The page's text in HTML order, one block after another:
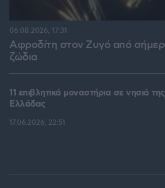
Αφροδίτη στον Ζυγό από
ζώδια
06.08.2026, 17:31
11 επιβλητικά μοναστήρια σε νησιά της
Ελλάδας
17.06.2026, 22:51